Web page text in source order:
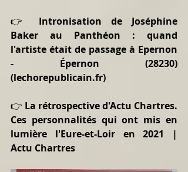
👉 Intronisation de Joséphine
Baker au Panthéon : quand
l'artiste était de passage à Epernon
- Épernon (28230)
(lechorepublicain.fr)
👉 La rétrospective d'Actu Chartres.
Ces personnalités qui ont mis en
lumière l'Eure-et-Loir en 2021 |
Actu Chartres